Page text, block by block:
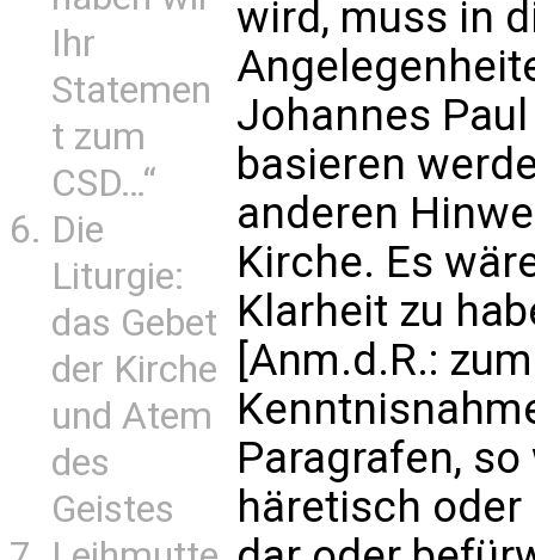
Ihr
Statemen
t zum
CSD…“
Die
Liturgie:
das Gebet
der Kirche
und Atem
des
Geistes
wird, muss in
Johannes
basieren
anderen
Kirche. Es
Klarheit zu
[Anm.d.R.:
Paragrafen,
häretisch